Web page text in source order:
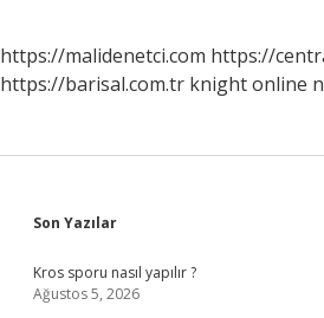
https://malidenetci.com https://
https://barisal.com.tr knight online
Sidebar
Son Yazılar
Kros sporu nasıl yapılır ?
Ağustos 5, 2026